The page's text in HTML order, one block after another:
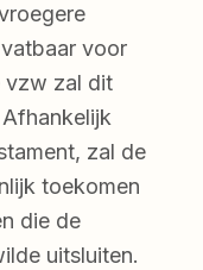
voor
vzw zal dit
zal de
toekomen
die de
uitsluiten.